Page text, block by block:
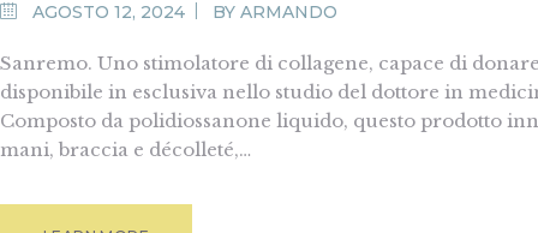
AGOSTO 12, 2024
BY ARMANDO
Sanremo. Uno stimolatore di collagene, capace di
disponibile in esclusiva nello studio del dottore in
Composto da polidiossanone liquido, questo prodotto
mani, braccia e décolleté,…